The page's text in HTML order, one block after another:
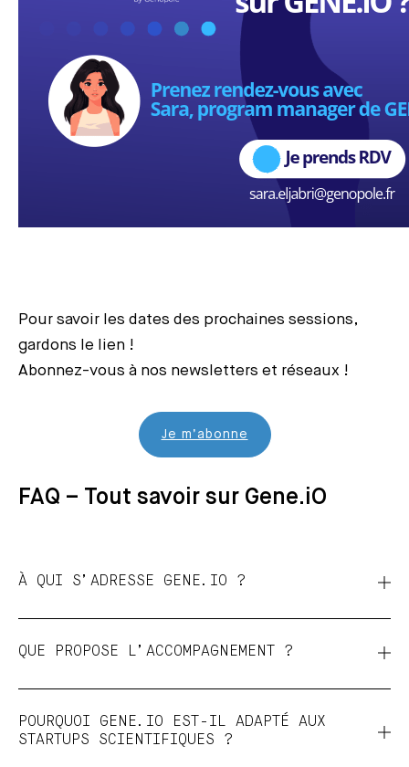
Pour savoir les dates des prochaines sessions,
gardons le lien !
Abonnez-vous à nos newsletters et réseaux !
Je m’abonne
FAQ – Tout savoir sur Gene.iO
À QUI S’ADRESSE GENE.IO ?
QUE PROPOSE L’ACCOMPAGNEMENT ?
POURQUOI GENE.IO EST-IL ADAPTÉ AUX
STARTUPS SCIENTIFIQUES ?